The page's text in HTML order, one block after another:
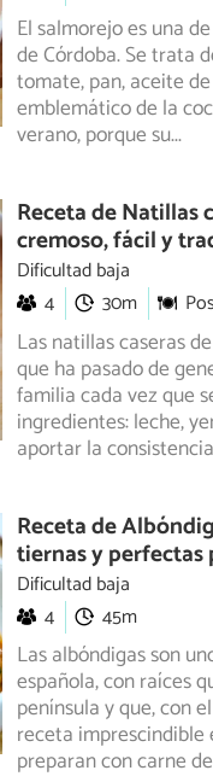
El salmorejo es una
de Córdoba. Se trata
tomate, pan, aceite
emblemático de la
verano, porque su...
Receta de Natillas
cremoso, fácil y
Dificultad baja
4
30m
Las natillas caseras
que ha pasado de
familiacada vez que
ingredientes: leche,
aportar la consistencia
Receta de
tiernas y perfectas
Dificultad baja
4
45m
Las albóndigas son
española, con raíces
penínsulay que, con
receta imprescindible
preparan con carne